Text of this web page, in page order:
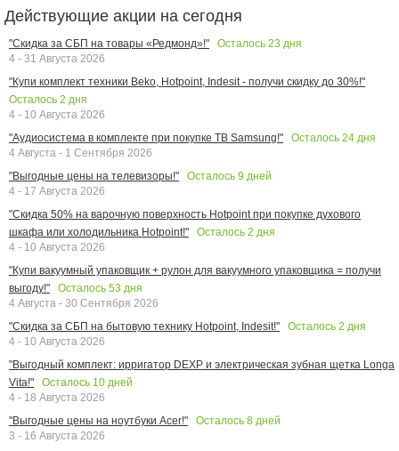
Действующие акции на сегодня
"Скидка за СБП на товары «Редмонд»!" Осталось 23 дня
4 - 31 Августа 2026
"Купи комплект техники Beko, Hotpoint, Indesit - получи скидку до 30%!"
Осталось 2 дня
4 - 10 Августа 2026
"Аудиосистема в комплекте при покупке ТВ Samsung!"
Осталось 24 дня
4 Августа - 1 Сентября 2026
"Выгодные цены на телевизоры!"
Осталось 9 дней
4 - 17 Августа 2026
"Скидка 50% на варочную поверхность Hotpoint при покупке духового
шкафа или холодильника Hotpoint!"
Осталось 2 дня
4 - 10 Августа 2026
"Купи вакуумный упаковщик + рулон для вакуумного упаковщика = получи
выгоду!"
Осталось 53 дня
4 Августа - 30 Сентября 2026
"Скидка за СБП на бытовую технику Hotpoint, Indesit!"
Осталось 2 дня
4 - 10 Августа 2026
"Выгодный комплект: ирригатор DEXP и электрическая зубная щетка Longa
Vita!"
Осталось 10 дней
4 - 18 Августа 2026
"Выгодные цены на ноутбуки Acer!"
Осталось 8 дней
3 - 16 Августа 2026